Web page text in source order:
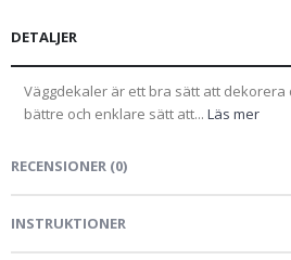
DETALJER
Väggdekaler är ett bra sätt att dekorera
bättre och enklare sätt att... Läs mer
RECENSIONER (0)
INSTRUKTIONER